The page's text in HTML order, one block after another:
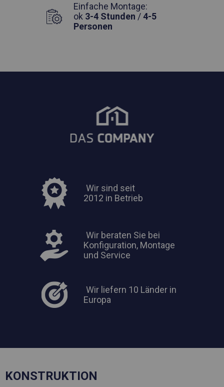
Einfache Montage:
ok 3-4 Stunden /4-5
Personen
Wir sind seit
2012 in Betrieb
Wir beraten Sie bei
Konfiguration, Montage
und Service
Wir liefern 10 Länder in
Europa
KONSTRUKTION